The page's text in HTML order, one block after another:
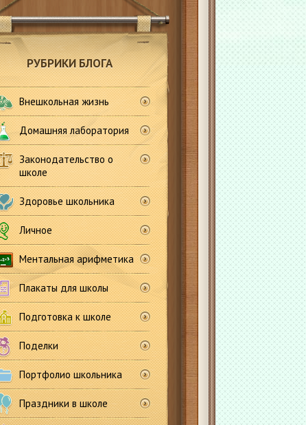
РУБРИКИ БЛОГА
Внешкольная жизнь
Домашняя лаборатория
Законодательство о
школе
Здоровье школьника
Личное
Ментальная арифметика
Плакаты для школы
Подготовка к школе
Поделки
Портфолио школьника
Праздники в школе